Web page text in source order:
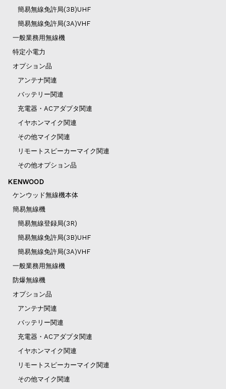
簡易無線免許局(3B)UHF
簡易無線免許局(3A)VHF
一般業務用無線機
特定小電力
オプション品
アンテナ関連
バッテリー関連
充電器・ACアダプタ関連
イヤホンマイク関連
その他マイク関連
リモートスピーカーマイク関連
その他オプション品
KENWOOD
ケンウッド無線機本体
簡易無線機
簡易無線登録局(3R)
簡易無線免許局(3B)UHF
簡易無線免許局(3A)VHF
一般業務用無線機
防爆無線機
オプション品
アンテナ関連
バッテリー関連
充電器・ACアダプタ関連
イヤホンマイク関連
リモートスピーカーマイク関連
その他マイク関連